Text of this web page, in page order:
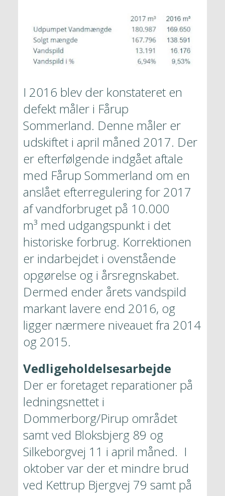
I 2016 blev der konstateret en
defekt måler i Fårup
Sommerland. Denne måler er
udskiftet i april måned 2017. Der
er efterfølgende indgået aftale
med Fårup Sommerland om en
anslået efterregulering for 2017
af vandforbruget på 10.000
m³ med udgangspunkt i det
historiske forbrug. Korrektionen
er indarbejdet i ovenstående
opgørelse og i årsregnskabet.
Dermed ender årets vandspild
markant lavere end 2016, og
ligger nærmere niveauet fra 2014
og 2015.
Vedligeholdelsesarbejde
Der er foretaget reparationer på
ledningsnettet i
Dommerborg/Pirup området
samt ved Bloksbjerg 89 og
Silkeborgvej 11 i april måned.  I
oktober var der et mindre brud
ved Kettrup Bjergvej 79 samt på